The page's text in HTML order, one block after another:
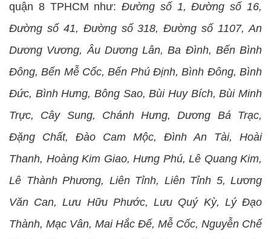
quận 8 TPHCM như:Đường số 1, Đường số 16,
Đường số 41, Đường số 318, Đường số 1107, An
Dương Vương, Âu Dương Lân, Ba Đình, Bến Bình
Đông, Bến Mễ Cốc, Bến Phú Định, Bình Đông, Bình
Đức, Bình Hưng, Bông Sao, Bùi Huy Bích, Bùi Minh
Trực, Cây Sung, Chánh Hưng, Dương Bá Trạc,
Đặng Chất, Đào Cam Mộc, Đình An Tài, Hoài
Thanh, Hoàng Kim Giao, Hưng Phú, Lê Quang Kim,
Lê Thành Phương, Liên Tỉnh, Liên Tỉnh 5, Lương
Văn Can, Lưu Hữu Phước, Lưu Quý Kỳ, Lý Đạo
Thành, Mạc Vân, Mai Hắc Đế, Mễ Cốc, Nguyễn Chế